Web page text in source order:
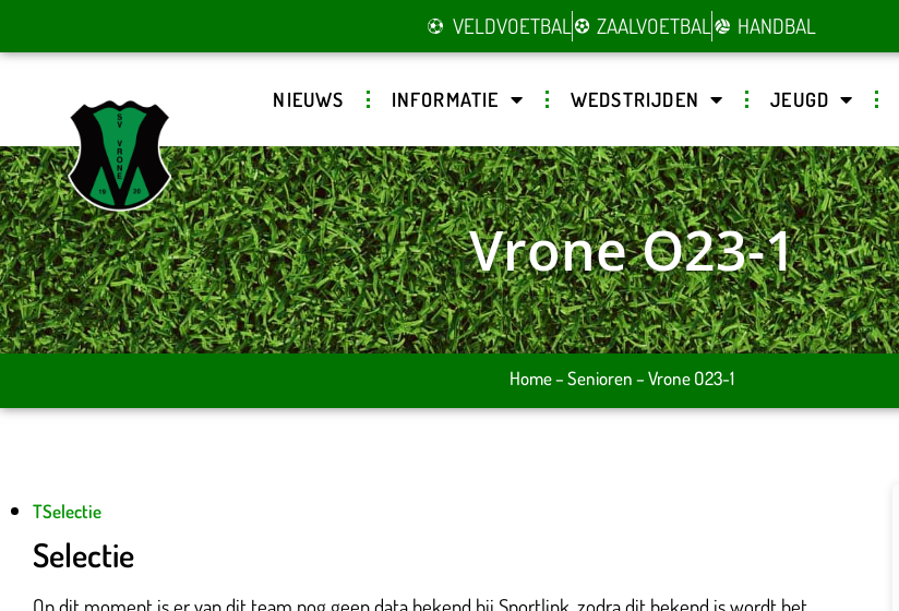
VELDVOETBAL ZAALVOETBAL HANDBAL
NIEUWS INFORMATIE WEDSTRIJDEN JEUGD
Vrone O23-1
Home–Senioren–Vrone O23-1
TSelectie
Selectie